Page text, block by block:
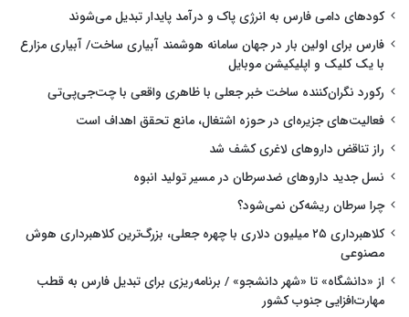
کودهای دامی فارس به انرژی پاک و درآمد پایدار تبدیل می‌شوند
فارس برای اولین بار در جهان سامانه هوشمند آبیاری ساخت/ آبیاری مزارع
با یک کلیک و اپلیکیشن موبایل
رکورد نگران‌کننده ساخت خبر جعلی با ظاهری واقعی با چت‌جی‌پی‌تی
فعالیت‌های جزیره‌ای در حوزه اشتغال، مانع تحقق اهداف است
راز تناقض داروهای لاغری کشف شد
نسل جدید داروهای ضدسرطان در مسیر تولید انبوه
چرا سرطان ریشه‌کن نمی‌شود؟
کلاهبرداری ۲۵ میلیون دلاری با چهره جعلی، بزرگ‌ترین کلاهبرداری هوش
مصنوعی
از «دانشگاه» تا «شهر دانشجو» / برنامه‌ریزی برای تبدیل فارس به قطب
مهارت‌افزایی جنوب کشور